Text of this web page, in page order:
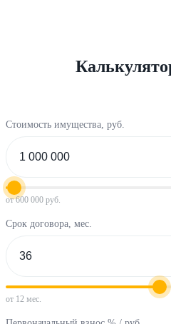
Стоимость имущества, руб.
от 600 000 руб.
Срок договора, мес.
от 12 мес.